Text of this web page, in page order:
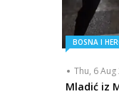
BOSNA I
Thu, 6
Mladić iz